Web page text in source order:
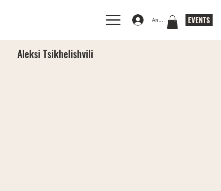
EVENTS
Anmelden
Aleksi Tsikhelishvili